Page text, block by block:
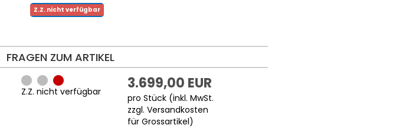
Z.Z. nicht verfügbar
FRAGEN ZUM ARTIKEL
Z.Z. nicht verfügbar 3.699,00 EUR
pro Stück (inkl. MwSt.
zzgl.Versandkosten
für Grossartikel)